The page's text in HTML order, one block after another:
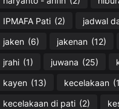
IPMAFA Pati (2) jadwal
jaken (6) jakenan (12)
jrahi (1) juwana (25)
kayen (13) kecelakaan
kecelakaan di pati (2)